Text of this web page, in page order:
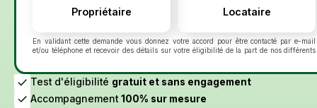
En validant cette demande vous donnez votre accord pour être contacté par e-mail
et/ou téléphone et recevoir des détails sur votre éligibilité de la part de nos différents
démarchage téléphonique bloctel.gouv.fr. Pour en savoir plus sur la gestion de vos
données personnelles et exercer vos droits, consultez :Politique de confidentialité
Voir plus
Test d'éligibilité gratuit et sans engagement
Accompagnement100% sur mesure